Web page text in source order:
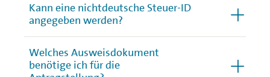
Kann eine nichtdeutsche Steuer-ID
angegeben werden?
Welches Ausweisdokument
benötige ich für die